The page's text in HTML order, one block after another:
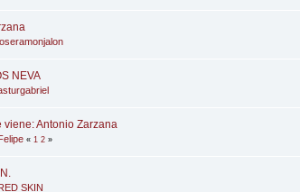
NEVA
viene: Antonio Zarzana
«1 2 »
SKIN